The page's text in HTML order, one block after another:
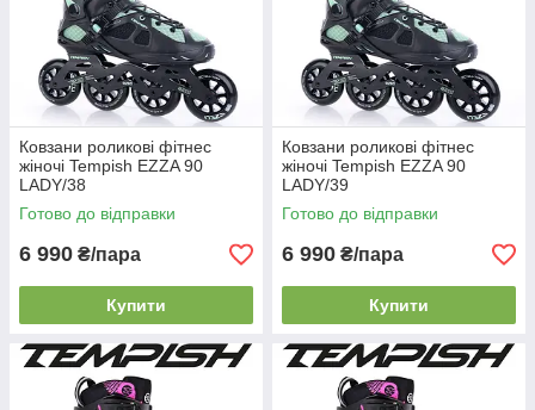
Ковзани роликові фітнес
жіночі Tempish EZZA 90
LADY/38
Готово до відправки
6 990 ₴/пара
Купити
Ковзани роликові фітнес
жіночі Tempish EZZA 90
LADY/39
Готово до відправки
6 990 ₴/пара
Купити